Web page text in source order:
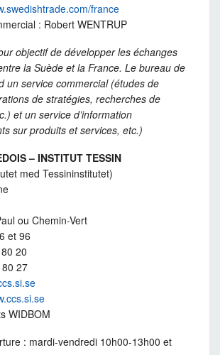
france
: Robert WENTRUP
objectif de développer les échanges
la Suède et la France. Le bureau de
un service commercial (études de
de stratégies, recherches de
et un service d’information
sur produits et services, etc.)
– INSTITUT TESSIN
med Tessininstitutet)
ou Chemin-Vert
et 96
20
27
WIDBOM
: mardi-vendredi 10h00-13h00 et